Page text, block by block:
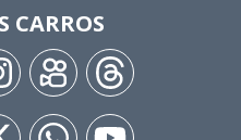
CARROS